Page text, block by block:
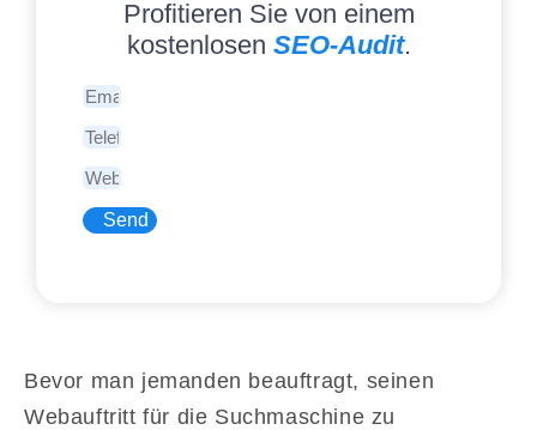
Profitieren Sie von einem
kostenlosen SEO-Audit.
Send
Bevor man jemanden beauftragt, seinen
Webauftritt für die Suchmaschine zu